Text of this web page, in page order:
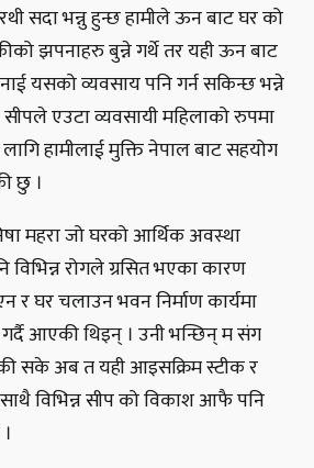
सदा भन्नु हुन्छ हामीले ऊन बाट घर को
झपनाहरु बुन्ने गर्थे तर यही ऊन बाट
यसको व्यवसाय पनि गर्न सकिन्छ भन्ने
एउटा व्यवसायी महिलाको रुपमा
हामीलाई मुक्ति नेपाल बाट सहयोग
छु ।
महरा जो घरको आर्थिक अवस्था
रोगले ग्रसित भएका कारण
घर चलाउन भवन निर्माण कार्यमा
आएकी थिइन् । उनी भन्छिन् म संग
सके अब त यही आइसक्रिम स्टीक र
विभिन्न सीप को विकाश आफै पनि